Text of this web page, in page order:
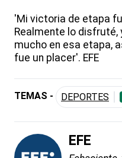
'Mi victoria de etapa
Realmente lo
mucho en esa etapa,
fue un placer'. EFE
TEMAS - DEPORTES
EFE